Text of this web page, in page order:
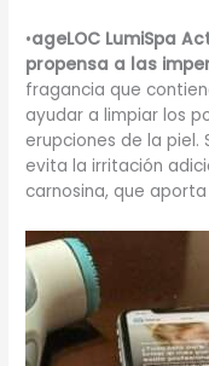
•ageLOC LumiSpa
propensa a las
fragancia que
ayudar a limpiar los
erupciones de la piel.
evita la irritación
carnosina, que